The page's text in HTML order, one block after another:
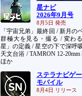
星ナビ
2026年9月号
8月5日 発売
「宇宙兄弟」最終回 / 新月の
群極大を見る・撮る / 変わ
星」の定義 / 星空の下で深呼
天文台浴 / TAMRON 12-20mm
ほか
ステラナビゲー
モバイル
8月4日 リリース